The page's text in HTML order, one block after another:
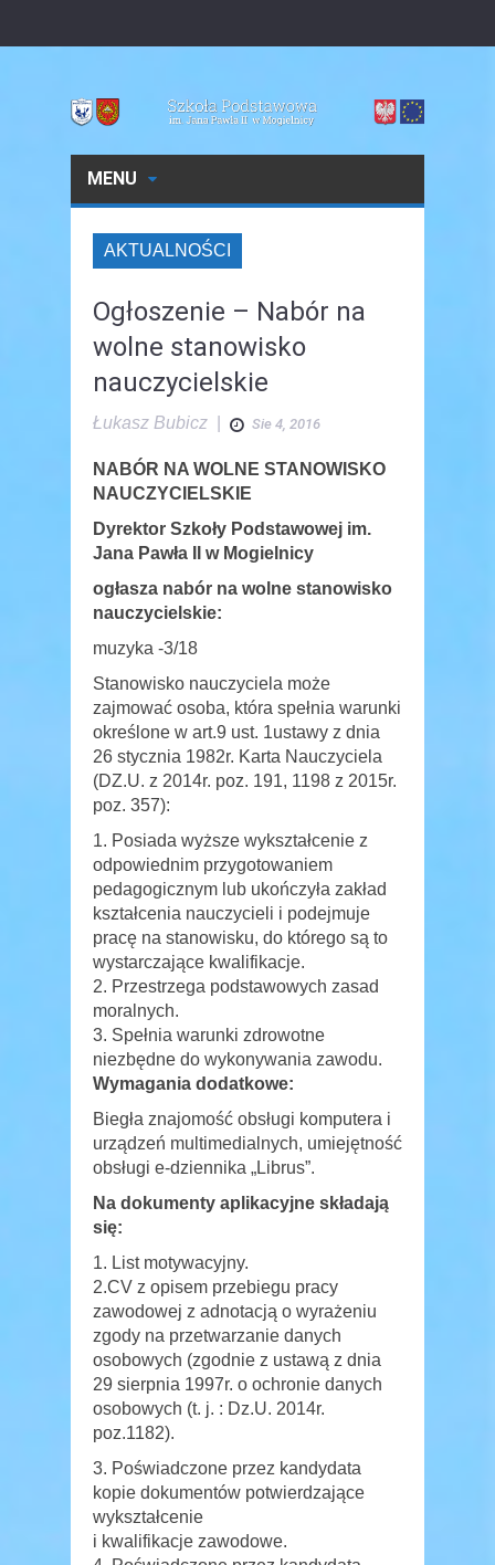
MENU
AKTUALNOŚCI
Ogłoszenie – Nabór na
wolne stanowisko
nauczycielskie
Łukasz Bubicz Sie 4, 2016
NABÓR NA WOLNE STANOWISKO
NAUCZYCIELSKIE
Dyrektor Szkoły Podstawowej im.
Jana Pawła II w Mogielnicy
ogłasza nabór na wolne stanowisko
nauczycielskie:
muzyka -3/18
Stanowisko nauczyciela może
zajmować osoba, która spełnia warunki
określone w art.9 ust. 1ustawy z dnia
26 stycznia 1982r. Karta Nauczyciela
(DZ.U. z 2014r. poz. 191, 1198 z 2015r.
poz. 357):
Posiada wyższe wykształcenie z
odpowiednim przygotowaniem
pedagogicznym lub ukończyła zakład
kształcenia nauczycieli i podejmuje
pracę na stanowisku, do którego są to
wystarczające kwalifikacje.
Przestrzega podstawowych zasad
moralnych.
Spełnia warunki zdrowotne
niezbędne do wykonywania zawodu.
Wymagania dodatkowe:
Biegła znajomość obsługi komputera i
urządzeń multimedialnych, umiejętność
obsługi e-dziennika „Librus”.
Na dokumenty aplikacyjne składają
się:
List motywacyjny.
2.CV z opisem przebiegu pracy
zawodowej z adnotacją o wyrażeniu
zgody na przetwarzanie danych
osobowych (zgodnie z ustawą z dnia
29 sierpnia 1997r. o ochronie danych
osobowych (t. j. : Dz.U. 2014r.
poz.1182).
Poświadczone przez kandydata
kopie dokumentów potwierdzające
wykształcenie
i kwalifikacje zawodowe.